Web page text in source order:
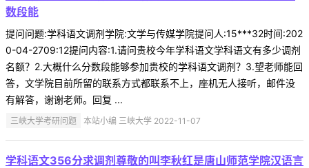
数段能
提问问题:学科语文调剂学院:文学与传媒学院提问人:15***32时间:202
0-04-2709:12提问内容:1.请问贵校今年学科语文学科语文有多少调剂
名额？2.大概什么分数段能够参加贵校的学科语文调剂？3.望老师能回
答，文学院目前所留的联系方式都联系不上，座机无人接听，邮件没
有解答，谢谢老师。回复 ...
三峡大学考研问题 本站小编 三峡大学 2022-11-07
学科语文356分求调剂尊敬的叫李秋红是唐山师范学院汉语言